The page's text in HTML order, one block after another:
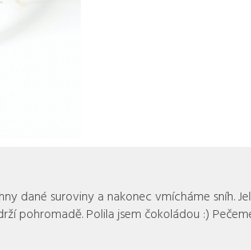
dané suroviny a nakonec vmícháme sníh.
pohromadě. Polila jsem čokoládou :)